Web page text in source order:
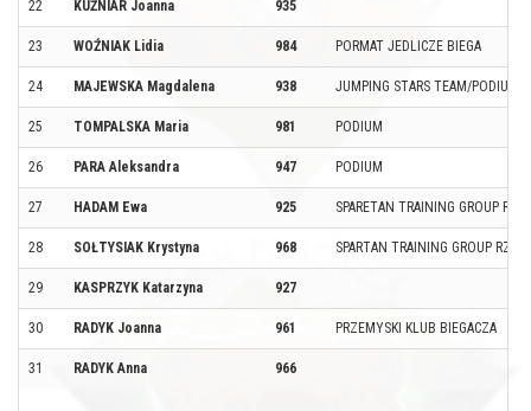
22 KUŹNIAR Joanna 935
23 WOŹNIAK Lidia 984 PORMAT JEDLICZE BIEGA
24 MAJEWSKA Magdalena 938 JUMPING STARS TEAM/PODIUM
25 TOMPALSKA Maria 981 PODIUM
26 PARA Aleksandra 947 PODIUM
27 HADAM Ewa 925 SPARETAN TRAINING GROUP
28 SOŁTYSIAK Krystyna 968 SPARTAN TRAINING GROUP
29 KASPRZYK Katarzyna 927
30 RADYK Joanna 961 PRZEMYSKI KLUB BIEGACZA
31 RADYK Anna 966